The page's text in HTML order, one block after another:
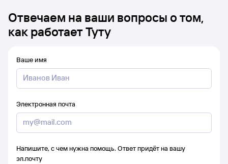
Отвечаем на ваши вопросы о том,
как работает Туту
Ваше имя
Электронная почта
Напишите, с чем нужна помощь. Ответ придёт на вашу
эл.почту